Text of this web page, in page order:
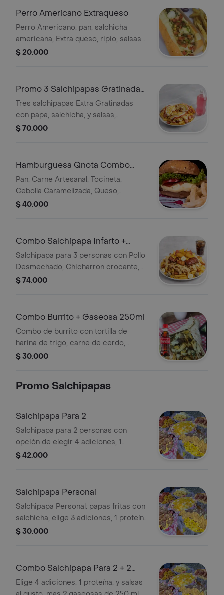
Perro Americano Extraqueso
Perro Americano, pan, salchicha
americana, Extra queso, ripio, salsas
al gusto, no incluye papas
$ 20.000
Promo 3 Salchipapas Gratinadas
+ Bebida
Tres salchipapas Extra Gratinadas
con papa, salchicha, y salsas,
acompañadas de Gaseosa Litro
$ 70.000
Hamburguesa Qnota Combo
Personal
Pan, Carne Artesanal, Tocineta,
Cebolla Caramelizada, Queso,
Vegetales, Porcion de papas +
$ 40.000
Combo Salchipapa Infarto +
Bebida
Salchipapa para 3 personas con Pollo
Desmechado, Chicharron crocante,
Costilla, Nuggets Pollo,
$ 74.000
Combo Burrito + Gaseosa 250ml
Combo de burrito con tortilla de
harina de trigo, carne de cerdo,
tocineta, pollo, maicitos, vegetales,
$ 30.000
Promo Salchipapas
Salchipapa Para 2
Salchipapa para 2 personas con
opción de elegir 4 adiciones, 1
proteína y salsas. Ideal para
$ 42.000
Salchipapa Personal
Salchipapa Personal: papas fritas con
salchicha, elige 3 adiciones, 1 proteína
y 4 salsas.
$ 30.000
Combo Salchipapa Para 2 + 2
Bebidas Personales
Elige 4 adiciones, 1 proteína, y salsas